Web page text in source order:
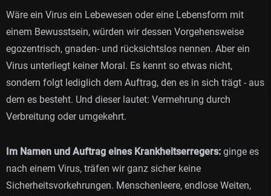
Wäre ein Virus ein Lebewesen oder eine Lebensform mit
einem Bewusstsein, würden wir dessen Vorgehensweise
egozentrisch, gnaden- und rücksichtslos nennen. Aber ein
Virus unterliegt keiner Moral. Es kennt so etwas nicht,
sondern folgt lediglich dem Auftrag, den es in sich trägt - aus
dem es besteht. Und dieser lautet: Vermehrung durch
Verbreitung oder umgekehrt.
Im Namen und Auftrag eines Krankheitserregers: ginge es
nach einem Virus, träfen wir ganz sicher keine
Sicherheitsvorkehrungen. Menschenleere, endlose Weiten,